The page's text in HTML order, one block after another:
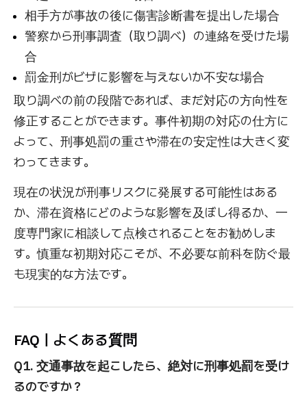
相手方が事故の後に傷害診断書を提出した場合
警察から刑事調査（取り調べ）の連絡を受けた場
合
罰金刑がビザに影響を与えないか不安な場合
取り調べの前の段階であれば、まだ対応の方向性を
修正することができます。事件初期の対応の仕方に
よって、刑事処罰の重さや滞在の安定性は大きく変
わってきます。
現在の状況が刑事リスクに発展する可能性はある
か、滞在資格にどのような影響を及ぼし得るか、一
度専門家に相談して点検されることをお勧めしま
す。慎重な初期対応こそが、不必要な前科を防ぐ最
も現実的な方法です。
FAQ｜よくある質問
Q1. 交通事故を起こしたら、絶対に刑事処罰を受け
るのですか？